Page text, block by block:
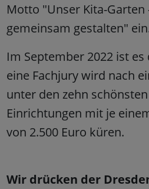
Motto "Unser Kita-Garten
gemeinsam gestalten"
Im September 2022 ist
eine Fachjury wird nach
unter den zehn
Einrichtungen mit je
von 2.500 Euro küren.
Wir drücken der